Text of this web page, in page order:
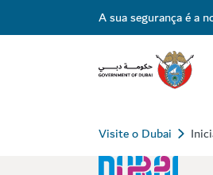
A sua segurança é a
Visite o Dubai